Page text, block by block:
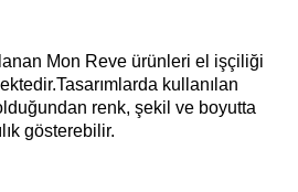
Mon Reve ürünleri el işçiliği
kullanılan
renk, şekil ve boyutta
gösterebilir.